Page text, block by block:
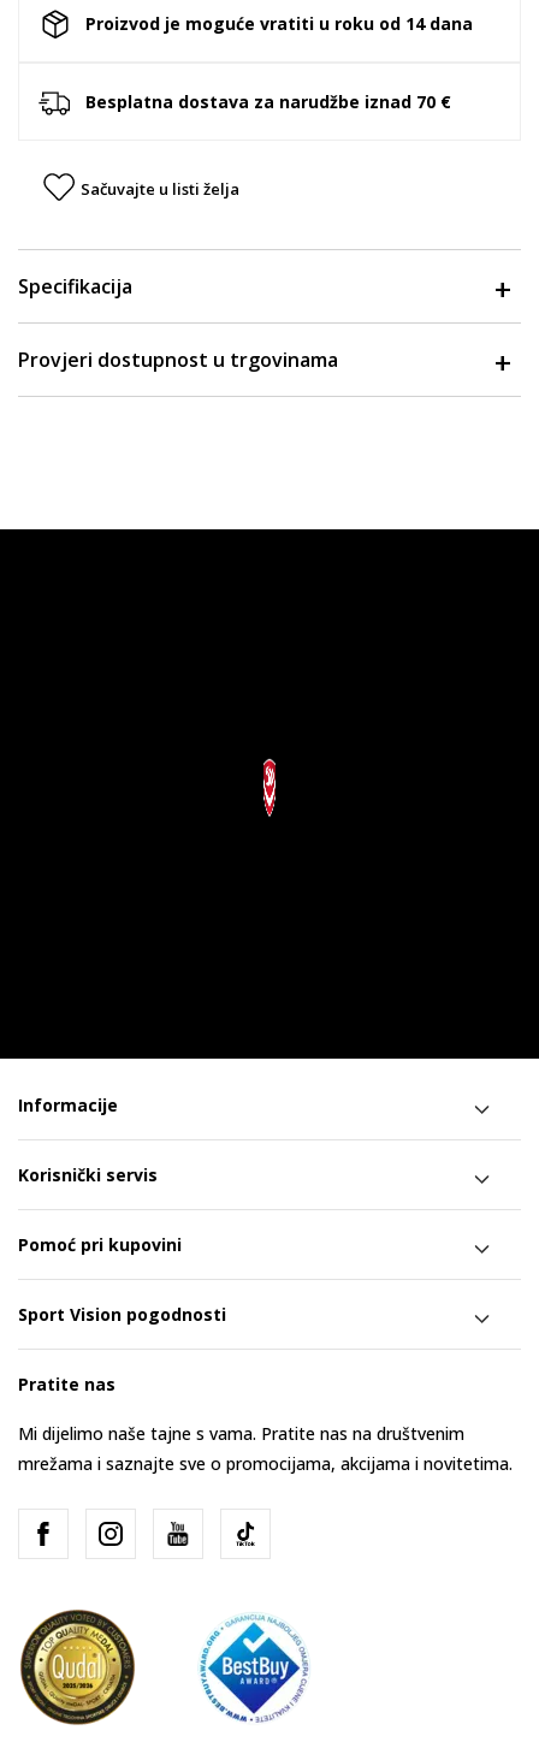
Proizvod je moguće vratiti u roku od 14 dana
Besplatna dostava za narudžbe iznad 70 €
Sačuvajte u listi želja
Specifikacija
Provjeri dostupnost u trgovinama
Informacije
Korisnički servis
Pomoć pri kupovini
Sport Vision pogodnosti
Pratite nas
Mi dijelimo naše tajne s vama. Pratite nas na društvenim
mrežama i saznajte sve o promocijama, akcijama i novitetima.